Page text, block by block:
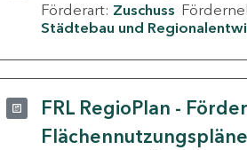
Förderart: Zuschuss
Städtebau und
FRL RegioPlan -